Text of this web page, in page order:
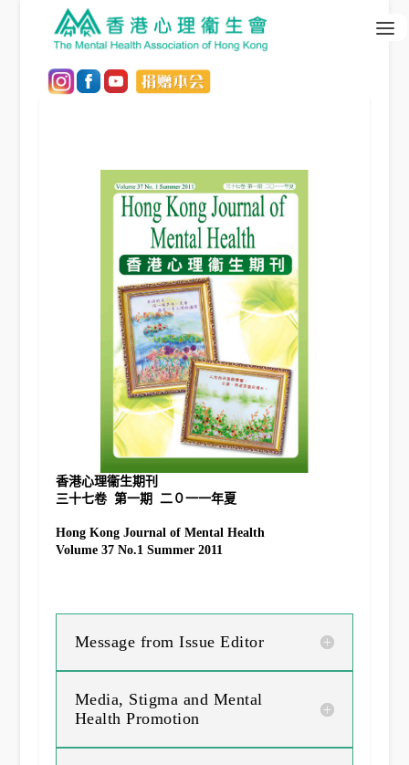
香港心理衞生期刊
Hong Kong Journal of Mental Health
Volume 37 No.1 Summer 2011
Message from Issue Editor
Media, Stigma and Mental
Health Promotion